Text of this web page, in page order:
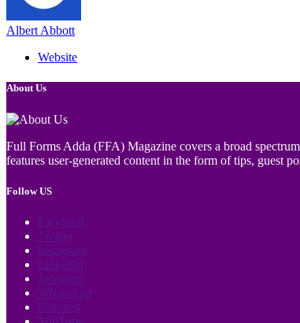
Albert Abbott
Website
About Us
Full Forms Adda (FFA) Magazine covers a broad
features user-generated content in the form of tips, guest
Follow US
Facebook
Twitter
Instagram
LinkedIn
Telegram
WhatsApp
Pinterest